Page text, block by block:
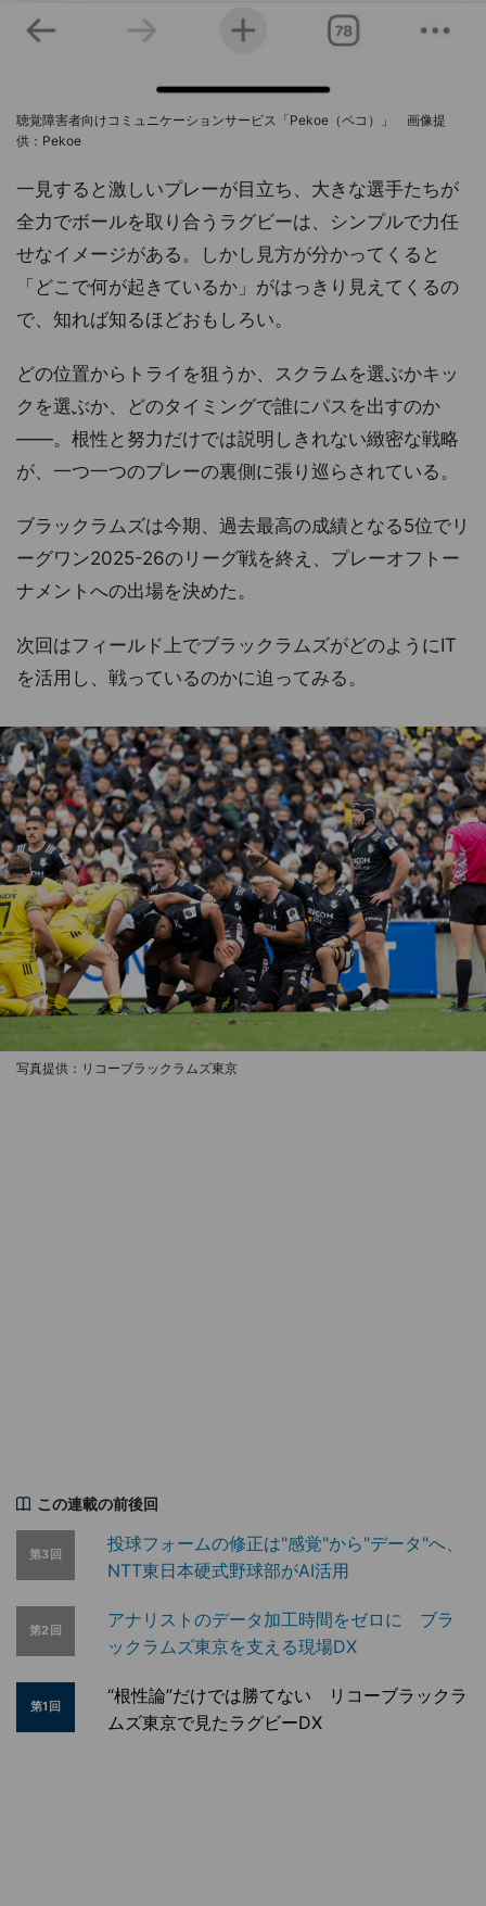
聴覚障害者向けコミュニケーションサービス「Pekoe（ペコ）」 画像提
供：Pekoe
一見すると激しいプレーが目立ち、大きな選手たちが
全力でボールを取り合うラグビーは、シンプルで力任
せなイメージがある。しかし見方が分かってくると
「どこで何が起きているか」がはっきり見えてくるの
で、知れば知るほどおもしろい。
どの位置からトライを狙うか、スクラムを選ぶかキッ
クを選ぶか、どのタイミングで誰にパスを出すのか
――。根性と努力だけでは説明しきれない緻密な戦略
が、一つ一つのプレーの裏側に張り巡らされている。
ブラックラムズは今期、過去最高の成績となる5位でリ
ーグワン2025-26のリーグ戦を終え、プレーオフトー
ナメントへの出場を決めた。
次回はフィールド上でブラックラムズがどのようにIT
を活用し、戦っているのかに迫ってみる。
写真提供：リコーブラックラムズ東京
この連載の前後回
第3回
投球フォームの修正は"感覚"から"データ"へ、
NTT東日本硬式野球部がAI活用
第2回
アナリストのデータ加工時間をゼロに ブラ
ックラムズ東京を支える現場DX
第1回
“根性論”だけでは勝てない リコーブラックラ
ムズ東京で見たラグビーDX